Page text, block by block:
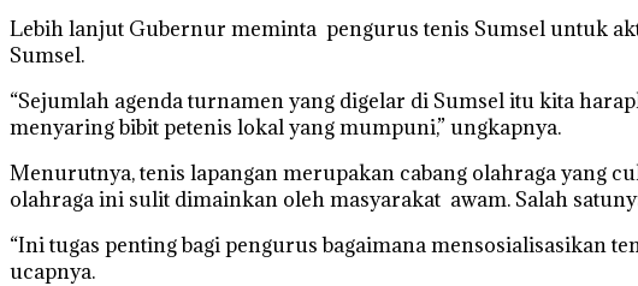
Lebih lanjut Gubernur meminta pengurus tenis Sumsel untuk
Sumsel.
“Sejumlah agenda turnamen yang digelar di Sumsel itu kita
menyaring bibit petenis lokal yang mumpuni,” ungkapnya.
Menurutnya, tenis lapangan merupakan cabang olahraga yang
olahraga ini sulit dimainkan oleh masyarakat awam. Salah
“Ini tugas penting bagi pengurus bagaimana mensosialisasikan
ucapnya.